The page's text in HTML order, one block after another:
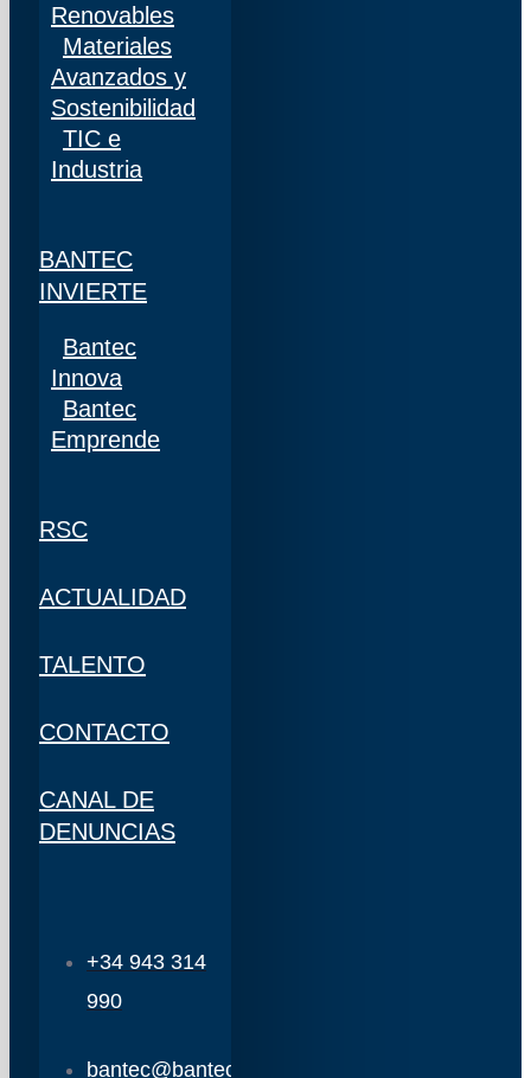
Renovables
Materiales
Avanzados y
Sostenibilidad
TIC e
Industria
BANTEC
INVIERTE
Bantec
Innova
Bantec
Emprende
RSC
ACTUALIDAD
TALENTO
CONTACTO
CANAL DE
DENUNCIAS
+34 943 314
990
bantec@bantec.es